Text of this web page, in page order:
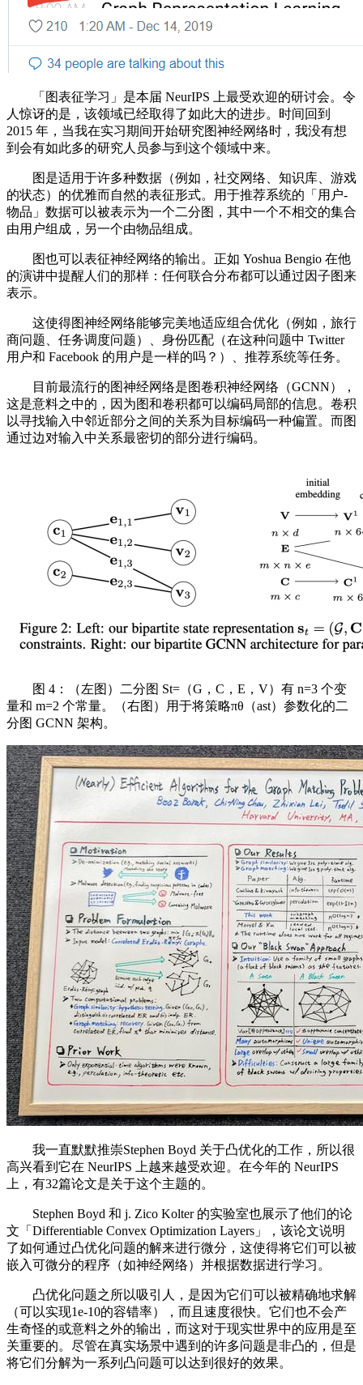
「图表征学习」是本届 NeurIPS 上最受欢迎的研讨会。令
人惊讶的是，该领域已经取得了如此大的进步。时间回到
2015 年，当我在实习期间开始研究图神经网络时，我没有想
到会有如此多的研究人员参与到这个领域中来。
图是适用于许多种数据（例如，社交网络、知识库、游戏
的状态）的优雅而自然的表征形式。用于推荐系统的「用户-
物品」数据可以被表示为一个二分图，其中一个不相交的集合
由用户组成，另一个由物品组成。
图也可以表征神经网络的输出。正如 Yoshua Bengio 在他
的演讲中提醒人们的那样：任何联合分布都可以通过因子图来
表示。
这使得图神经网络能够完美地适应组合优化（例如，旅行
商问题、任务调度问题）、身份匹配（在这种问题中 Twitter
用户和 Facebook 的用户是一样的吗？）、推荐系统等任务。
目前最流行的图神经网络是图卷积神经网络（GCNN），
这是意料之中的，因为图和卷积都可以编码局部的信息。卷积
以寻找输入中邻近部分之间的关系为目标编码一种偏置。而图
通过边对输入中关系最密切的部分进行编码。
图 4：（左图）二分图 St=（G，C，E，V）有 n=3 个变
量和 m=2 个常量。（右图）用于将策略πθ（ast）参数化的二
分图 GCNN 架构。
我一直默默推崇Stephen Boyd 关于凸优化的工作，所以很
高兴看到它在 NeurIPS 上越来越受欢迎。在今年的 NeurIPS
上，有32篇论文是关于这个主题的。
Stephen Boyd 和 j. Zico Kolter 的实验室也展示了他们的论
文「Differentiable Convex Optimization Layers」，该论文说明
了如何通过凸优化问题的解来进行微分，这使得将它们可以被
嵌入可微分的程序（如神经网络）并根据数据进行学习。
凸优化问题之所以吸引人，是因为它们可以被精确地求解
（可以实现1e-10的容错率），而且速度很快。它们也不会产
生奇怪的或意料之外的输出，而这对于现实世界中的应用是至
关重要的。尽管在真实场景中遇到的许多问题是非凸的，但是
将它们分解为一系列凸问题可以达到很好的效果。